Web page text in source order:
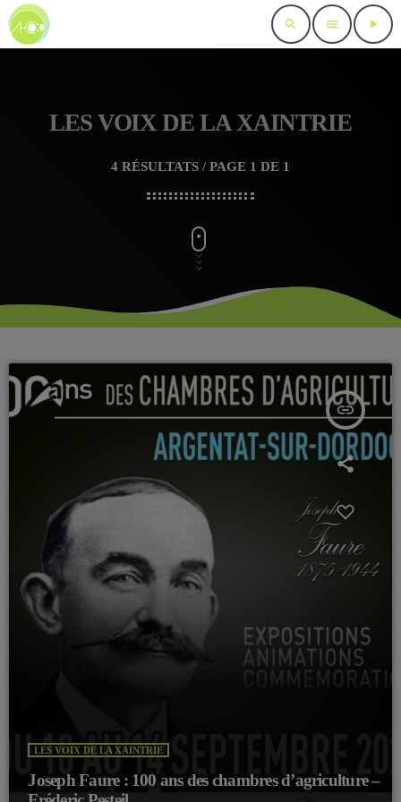
search menu play_arrow
LES VOIX DE LA XAINTRIE
4 RÉSULTATS / PAGE 1 DE 1
insert_link
LES VOIX DE LA XAINTRIE
Joseph Faure : 100 ans des chambres d’agriculture –